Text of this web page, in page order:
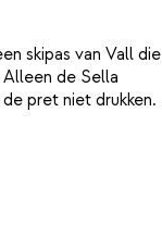
skipas van Vall die
de Sella
pret niet drukken.